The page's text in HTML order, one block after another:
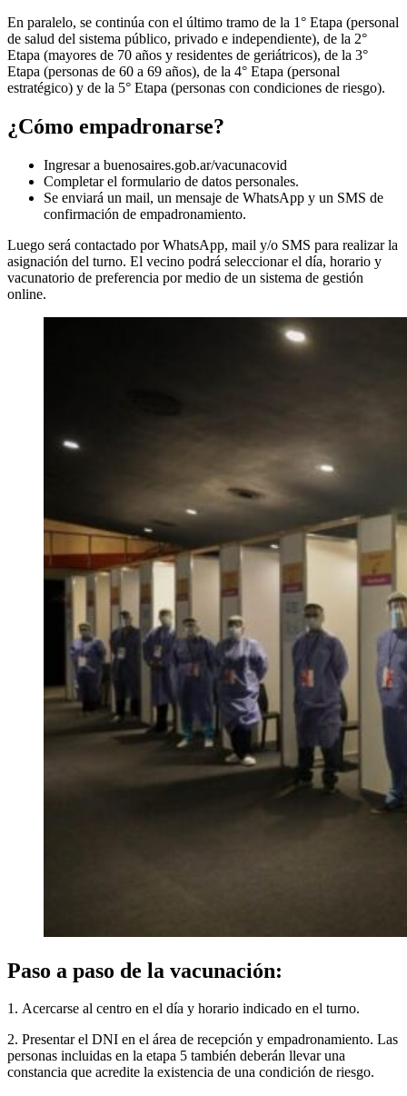
En paralelo, se continúa con el último tramo de la 1° Etapa (personal
de salud del sistema público, privado e independiente), de la 2°
Etapa (mayores de 70 años y residentes de geriátricos), de la 3°
Etapa (personas de 60 a 69 años), de la 4° Etapa (personal
estratégico) y de la 5° Etapa (personas con condiciones de riesgo).
¿Cómo empadronarse?
Ingresar a buenosaires.gob.ar/vacunacovid
Completar el formulario de datos personales.
Se enviará un mail, un mensaje de WhatsApp y un SMS de
confirmación de empadronamiento.
Luego será contactado por WhatsApp, mail y/o SMS para realizar la
asignación del turno. El vecino podrá seleccionar el día, horario y
vacunatorio de preferencia por medio de un sistema de gestión
online.
Paso a paso de la vacunación:
1. Acercarse al centro en el día y horario indicado en el turno.
2. Presentar el DNI en el área de recepción y empadronamiento. Las
personas incluidas en la etapa 5 también deberán llevar una
constancia que acredite la existencia de una condición de riesgo.